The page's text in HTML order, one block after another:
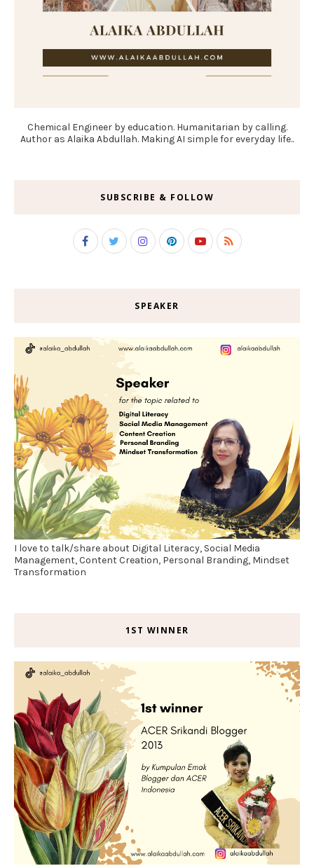
Chemical Engineer by education. Humanitarian by calling.
Author as Alaika Abdullah. Making AI simple for everyday life..
SUBSCRIBE & FOLLOW
SPEAKER
I love to talk/share about Digital Literacy, Social Media
Management, Content Creation, Personal Branding, Mindset
Transformation
1ST WINNER